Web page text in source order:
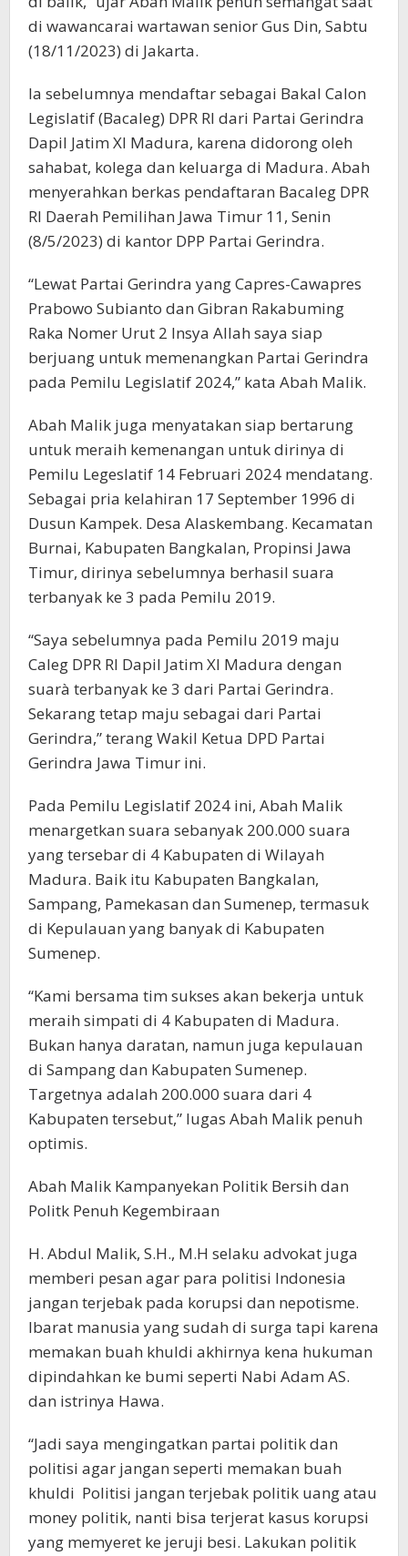
di wawancarai wartawan senior Gus Din, Sabtu
(18/11/2023) di Jakarta.
Ia sebelumnya mendaftar sebagai Bakal Calon
Legislatif (Bacaleg) DPR RI dari Partai Gerindra
Dapil Jatim XI Madura, karena didorong oleh
sahabat, kolega dan keluarga di Madura. Abah
menyerahkan berkas pendaftaran Bacaleg DPR
RI Daerah Pemilihan Jawa Timur 11, Senin
(8/5/2023) di kantor DPP Partai Gerindra.
“Lewat Partai Gerindra yang Capres-Cawapres
Prabowo Subianto dan Gibran Rakabuming
Raka Nomer Urut 2 Insya Allah saya siap
berjuang untuk memenangkan Partai Gerindra
pada Pemilu Legislatif 2024,” kata Abah Malik.
Abah Malik juga menyatakan siap bertarung
untuk meraih kemenangan untuk dirinya di
Pemilu Legeslatif 14 Februari 2024 mendatang.
Sebagai pria kelahiran 17 September 1996 di
Dusun Kampek. Desa Alaskembang. Kecamatan
Burnai, Kabupaten Bangkalan, Propinsi Jawa
Timur, dirinya sebelumnya berhasil suara
terbanyak ke 3 pada Pemilu 2019.
“Saya sebelumnya pada Pemilu 2019 maju
Caleg DPR RI Dapil Jatim XI Madura dengan
suarà terbanyak ke 3 dari Partai Gerindra.
Sekarang tetap maju sebagai dari Partai
Gerindra,” terang Wakil Ketua DPD Partai
Gerindra Jawa Timur ini.
Pada Pemilu Legislatif 2024 ini, Abah Malik
menargetkan suara sebanyak 200.000 suara
yang tersebar di 4 Kabupaten di Wilayah
Madura. Baik itu Kabupaten Bangkalan,
Sampang, Pamekasan dan Sumenep, termasuk
di Kepulauan yang banyak di Kabupaten
Sumenep.
“Kami bersama tim sukses akan bekerja untuk
meraih simpati di 4 Kabupaten di Madura.
Bukan hanya daratan, namun juga kepulauan
di Sampang dan Kabupaten Sumenep.
Targetnya adalah 200.000 suara dari 4
Kabupaten tersebut,” lugas Abah Malik penuh
optimis.
Abah Malik Kampanyekan Politik Bersih dan
Politk Penuh Kegembiraan
H. Abdul Malik, S.H., M.H selaku advokat juga
memberi pesan agar para politisi Indonesia
jangan terjebak pada korupsi dan nepotisme.
Ibarat manusia yang sudah di surga tapi karena
memakan buah khuldi akhirnya kena hukuman
dipindahkan ke bumi seperti Nabi Adam AS.
dan istrinya Hawa.
“Jadi saya mengingatkan partai politik dan
politisi agar jangan seperti memakan buah
khuldi Politisi jangan terjebak politik uang atau
money politik, nanti bisa terjerat kasus korupsi
yang memyeret ke jeruji besi. Lakukan politik